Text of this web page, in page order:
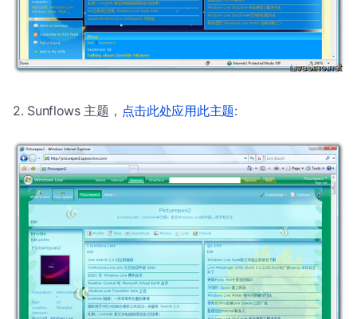
2. Sunflows 主题， 点击此处应用此主题: